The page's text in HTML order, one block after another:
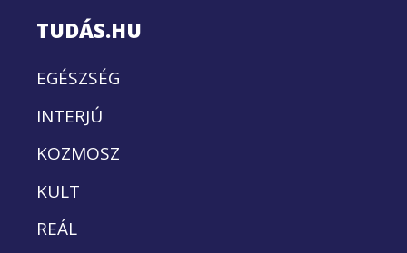
TUDÁS.HU
EGÉSZSÉG
INTERJÚ
KOZMOSZ
KULT
REÁL